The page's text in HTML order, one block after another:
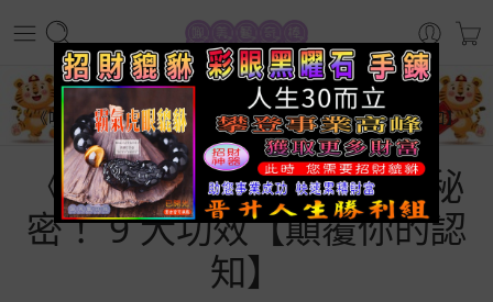
首頁
生活百科
《吃水煮蛋的好處》驚人秘密！ 9 大功效【顛覆你的認知】
《吃水煮蛋的好處》驚人秘
密！ 9 大功效【顛覆你的認
知】